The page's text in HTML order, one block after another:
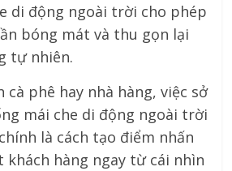
di động ngoài trời cho phép
bóng mát và thu gọn lại
tự nhiên.
cà phê hay nhà hàng, việc sở
mái che di động ngoài trời
là cách tạo điểm nhấn
hàng ngay từ cái nhìn